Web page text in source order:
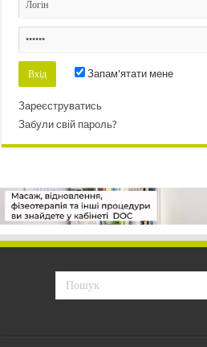
Запам'ятати мене
Зареєструватись
Забули свій пароль?